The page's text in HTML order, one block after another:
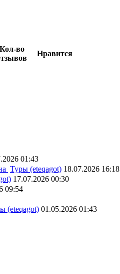
Кол-во
Нравится
01:43
Туры (eteqagot) 18.07.2026 16:18
17.07.2026 00:30
09:54
(eteqagot) 01.05.2026 01:43